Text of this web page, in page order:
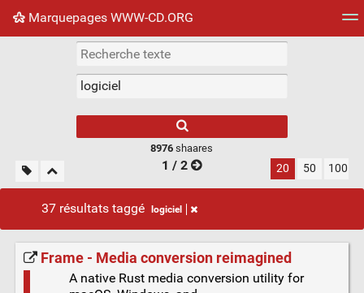
Marquepages WWW-CD.ORG
Nuage de tags Mur d'images
8976 shaares
1 / 2 20 50 100
37 résultats taggé logiciel
Frame - Media conversion reimagined
A native Rust media conversion utility for